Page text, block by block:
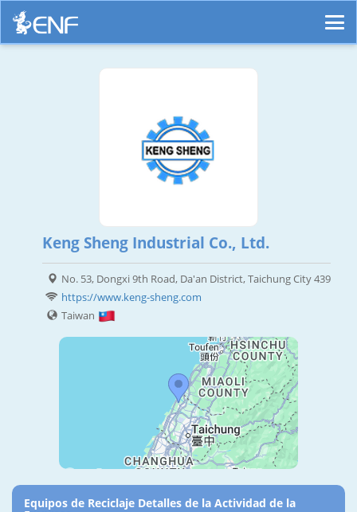
Keng Sheng Industrial Co., Ltd.
No. 53, Dongxi 9th Road, Da'an District, Taichung City 439
https://www.keng-sheng.com
Taiwan
Equipos de Reciclaje Detalles de la Actividad de la